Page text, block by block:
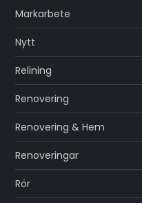
Markarbete
Nytt
Relining
Renovering
Renovering & Hem
Renoveringar
Rör